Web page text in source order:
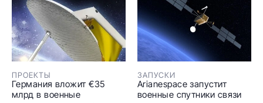
ПРОЕКТЫ
Германия вложит €35
млрд в военные
ЗАПУСКИ
Arianespace запустит
военные спутники связи